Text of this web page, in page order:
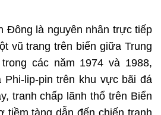
Đông là nguyên nhân trực tiếp
vũ trang trên biển giữa Trung
các năm 1974 và 1988,
Phi-lip-pin trên khu vực bãi đá
tranh chấp lãnh thổ trên Biển